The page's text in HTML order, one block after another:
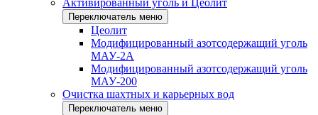
Активированный уголь и Цеолит
Переключатель меню
Цеолит
Модифицированный азотсодержащий уголь
МАУ-2А
Модифицированный азотсодержащий уголь
МАУ-200
Очистка шахтных и карьерных вод
Переключатель меню